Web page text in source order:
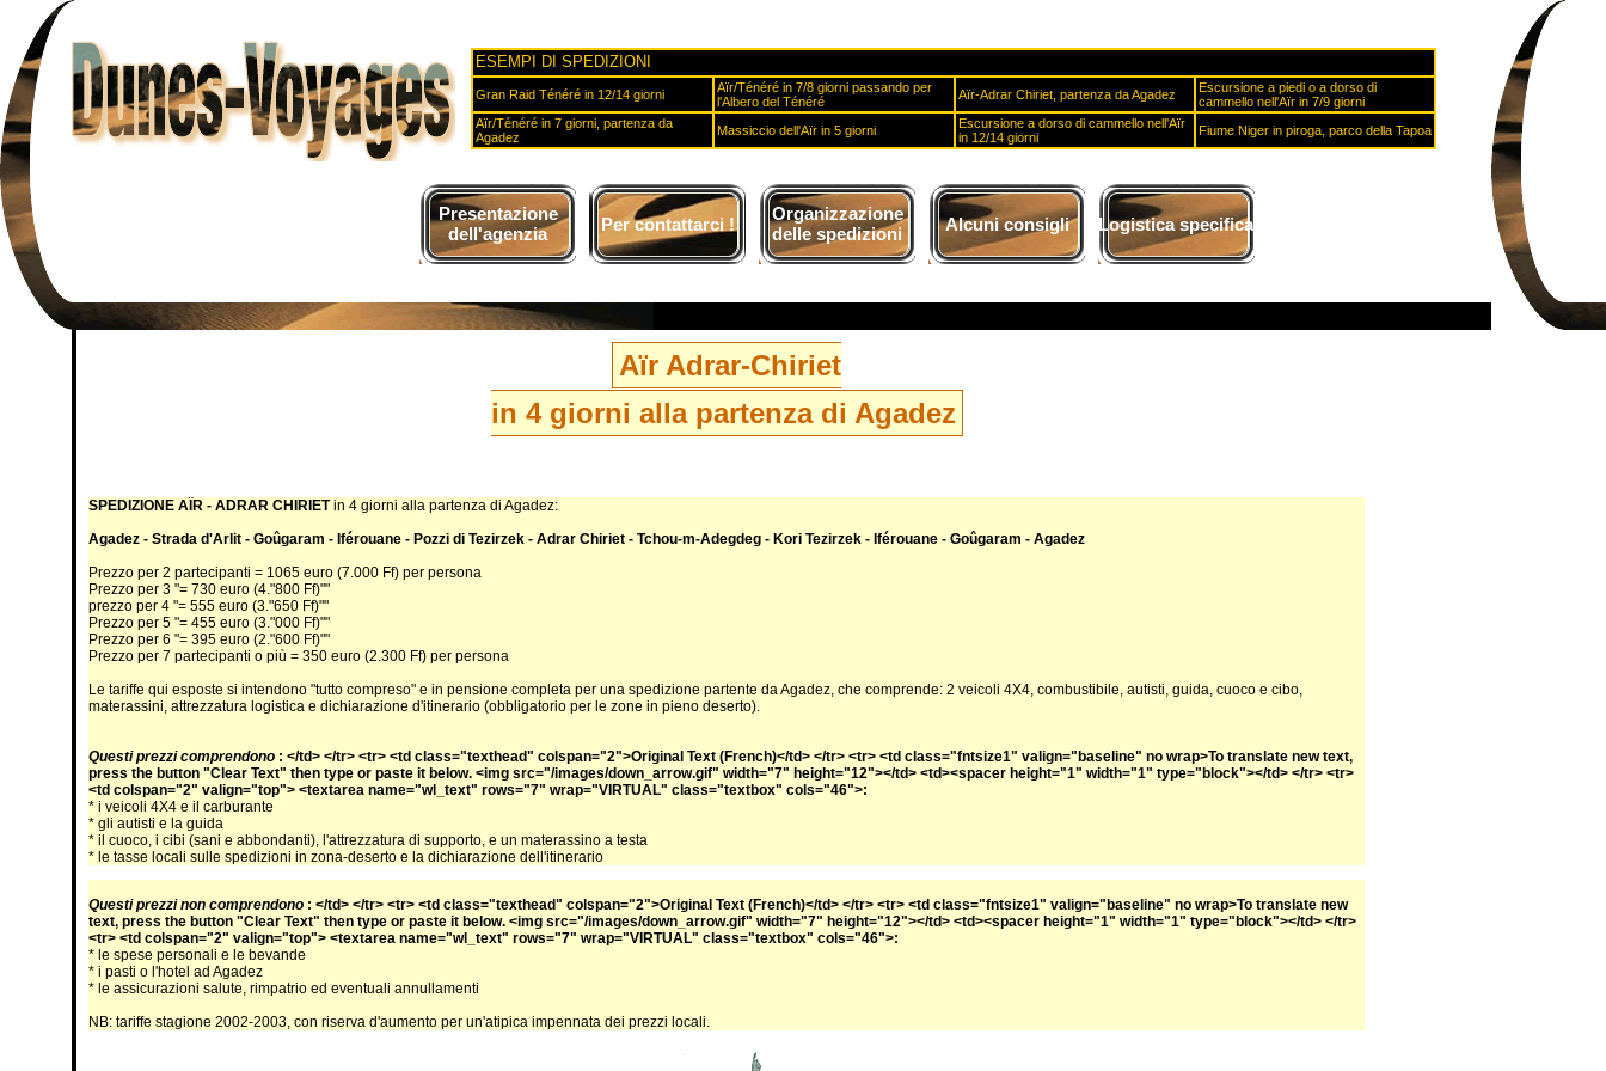
ESEMPI DI SPEDIZIONI
Gran Raid Ténéré in 12/14 giorni
Aïr/Ténéré in 7/8 giorni passando per
l'Albero del Ténéré
Aïr-Adrar Chiriet, partenza da Agadez
Escursione a piedi o a dorso di
cammello nell'Aïr in 7/9 giorni
Aïr/Ténéré in 7 giorni, partenza da
Agadez
Massiccio dell'Aïr in 5 giorni
Escursione a dorso di cammello nell'Aïr
in 12/14 giorni
Fiume Niger in piroga, parco della Tapoa
Presentazione
dell'agenzia
Per contattarci !
Organizzazione
delle spedizioni
Alcuni consigli Logistica specifica
Aïr Adrar-Chiriet
in 4 giorni alla partenza di Agadez
SPEDIZIONE AÏR - ADRAR CHIRIETin 4 giorni alla partenza di Agadez:
Agadez - Strada d'Arlit - Goûgaram - Iférouane - Pozzi di Tezirzek - Adrar Chiriet - Tchou-m-Adegdeg - Kori Tezirzek - Iférouane - Goûgaram - Agadez
Prezzo per 2 partecipanti = 1065 euro (7.000 Ff) per persona
Prezzo per 3 "= 730 euro (4."800 Ff)""
prezzo per 4 "= 555 euro (3."650 Ff)""
Prezzo per 5 "= 455 euro (3."000 Ff)""
Prezzo per 6 "= 395 euro (2."600 Ff)""
Prezzo per 7 partecipanti o più = 350 euro (2.300 Ff) per persona
Le tariffe qui esposte si intendono "tutto compreso" e in pensione completa per una spedizione partente da Agadez, che comprende: 2 veicoli 4X4, combustibile, autisti, guida, cuoco e cibo,
materassini, attrezzatura logistica e dichiarazione d'itinerario (obbligatorio per le zone in pieno deserto).
Questi prezzi comprendono : </td> </tr> <tr> <td class="texthead" colspan="2">Original Text (French)</td> </tr> <tr> <td class="fntsize1" valign="baseline" no wrap>To translate new text,
press the button "Clear Text" then type or paste it below. <img src="/images/down_arrow.gif" width="7" height="12"></td> <td><spacer height="1" width="1" type="block"></td> </tr> <tr>
<td colspan="2" valign="top"> <textarea name="wl_text" rows="7" wrap="VIRTUAL" class="textbox" cols="46">:
* i veicoli 4X4 e il carburante
* gli autisti e la guida
* il cuoco, i cibi (sani e abbondanti), l'attrezzatura di supporto, e un materassino a testa
* le tasse locali sulle spedizioni in zona-deserto e la dichiarazione dell'itinerario
Questi prezzi non comprendono : </td> </tr> <tr> <td class="texthead" colspan="2">Original Text (French)</td> </tr> <tr> <td class="fntsize1" valign="baseline" no wrap>To translate new
text, press the button "Clear Text" then type or paste it below. <img src="/images/down_arrow.gif" width="7" height="12"></td> <td><spacer height="1" width="1" type="block"></td> </tr>
<tr> <td colspan="2" valign="top"> <textarea name="wl_text" rows="7" wrap="VIRTUAL" class="textbox" cols="46">:
* le spese personali e le bevande
* i pasti o l'hotel ad Agadez
* le assicurazioni salute, rimpatrio ed eventuali annullamenti
NB: tariffe stagione 2002-2003, con riserva d'aumento per un'atipica impennata dei prezzi locali.